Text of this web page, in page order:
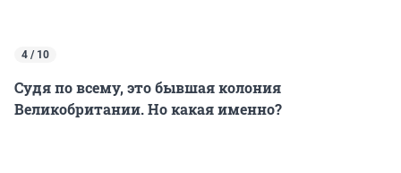
4 / 10
Судя по всему, это бывшая колония
Великобритании. Но какая именно?